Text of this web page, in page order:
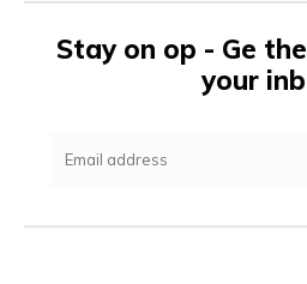
Stay on op - Ge
your